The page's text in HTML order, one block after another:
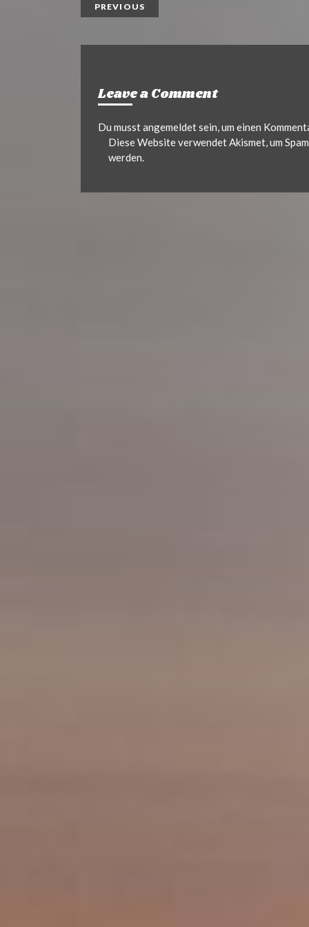
PREVIOUS
Leave a Comment
Du musstangemeldetsein, um einen
Diese Website verwendet Akismet, um
werden.